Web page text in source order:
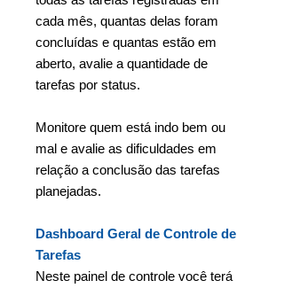
cada mês, quantas delas foram
concluídas e quantas estão em
aberto, avalie a quantidade de
tarefas por status.
Monitore quem está indo bem ou
mal e avalie as dificuldades em
relação a conclusão das tarefas
planejadas.
Dashboard Geral de Controle de
Tarefas
Neste painel de controle você terá